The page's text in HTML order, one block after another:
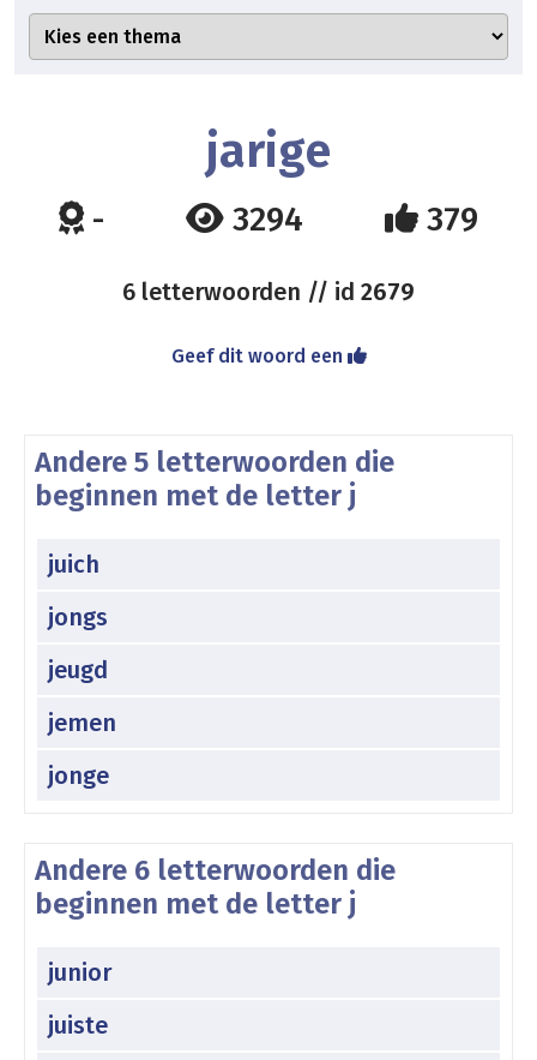
jarige
- 3294 379
6 letterwoorden // id 2679
Geef dit woord een
Andere 5 letterwoorden die
beginnen met de letter j
juich
jongs
jeugd
jemen
jonge
Andere 6 letterwoorden die
beginnen met de letter j
junior
juiste